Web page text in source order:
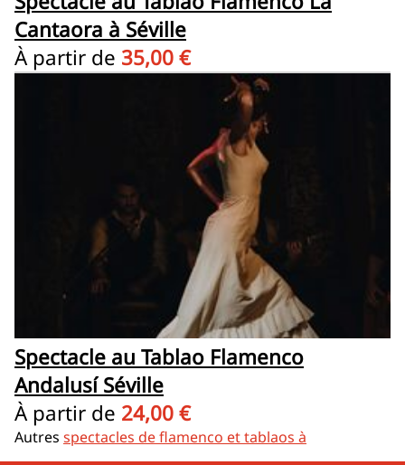
Cantaora à Séville
À partir de 35,00 €
Spectacle au Tablao Flamenco
Andalusí Séville
À partir de 24,00 €
Autres spectacles de flamenco et tablaos à